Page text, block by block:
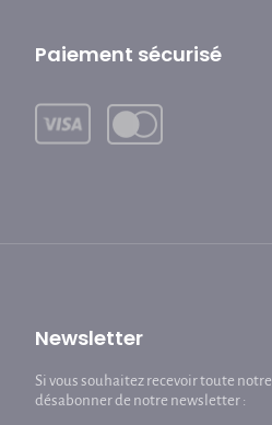
Paiement sécurisé
Newsletter
Si vous souhaitez recevoir toute
désabonner de notre newsletter :